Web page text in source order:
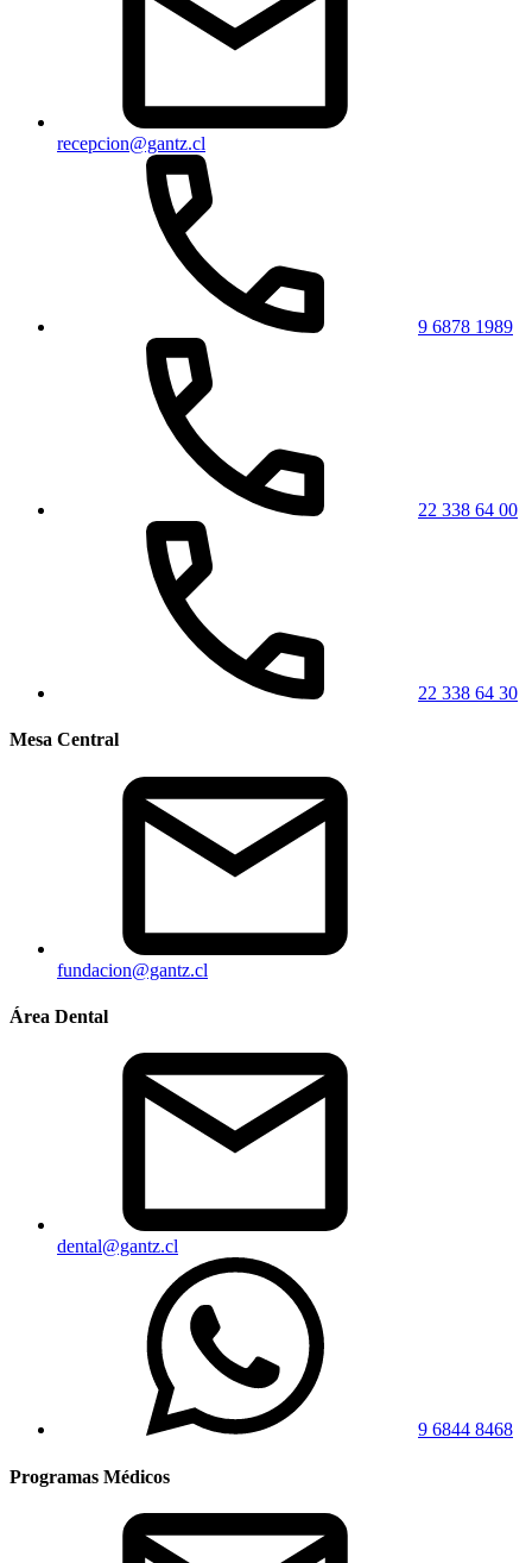
recepcion@gantz.cl
9 6878 1989
22 338 64 00
22 338 64 30
Mesa Central
fundacion@gantz.cl
Área Dental
dental@gantz.cl
9 6844 8468
Programas Médicos